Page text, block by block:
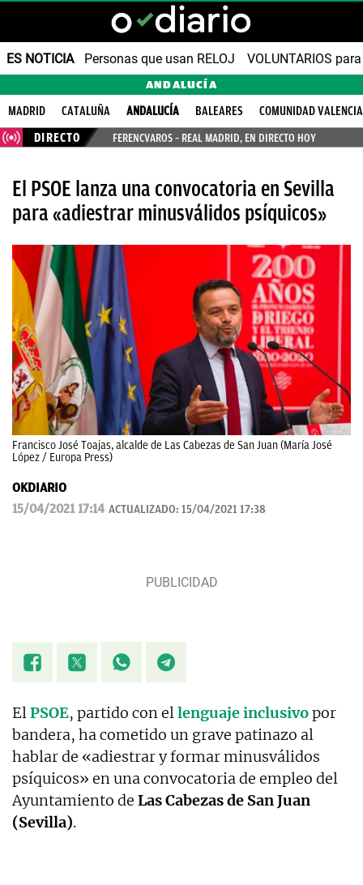
ES NOTICIA Personas que usan RELOJ VOLUNTARIOS
ANDALUCÍA
MADRID CATALUÑA ANDALUCÍA BALEARES
COMUNIDAD
DIRECTO
FERENCVAROS – REAL MADRID, EN DIRECTO HOY
El PSOE lanza una convocatoria en Sevilla ​
para «adiestrar minusválidos psíquicos»
Francisco José Toajas, alcalde de Las Cabezas de San Juan (María José
López / Europa Press)
OKDIARIO
15/04/2021 17:14 ACTUALIZADO: 15/04/2021 17:38
ElPSOE, partido con ellenguaje inclusivopor
bandera, ha cometido un grave patinazo al
hablar de «adiestrar y formar minusválidos
psíquicos» en una convocatoria de empleo del
Ayuntamiento de Las Cabezas de San Juan
(Sevilla).